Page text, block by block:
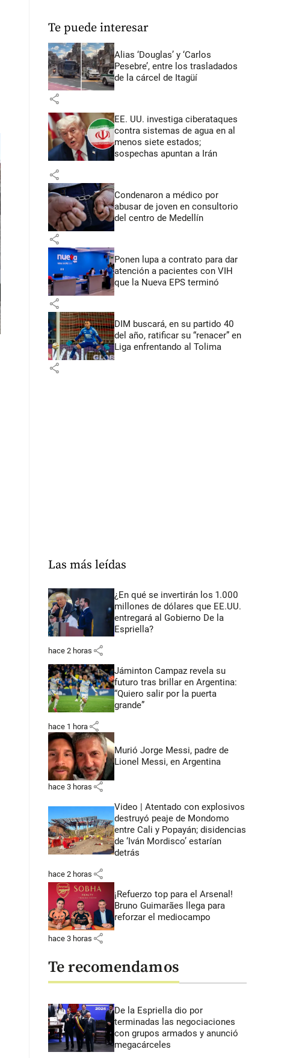
Te puede interesar
Alias ‘Douglas’ y ‘Carlos
Pesebre’, entre los trasladados
de la cárcel de Itagüí
share
EE. UU. investiga ciberataques
contra sistemas de agua en al
menos siete estados;
sospechas apuntan a Irán
share
Condenaron a médico por
abusar de joven en consultorio
del centro de Medellín
share
Ponen lupa a contrato para dar
atención a pacientes con VIH
que la Nueva EPS terminó
share
DIM buscará, en su partido 40
del año, ratificar su “renacer” en
Liga enfrentando al Tolima
share
Las más leídas
¿En qué se invertirán los 1.000
millones de dólares que EE.UU.
entregará al Gobierno De la
Espriella?
hace 2 horas share
Jáminton Campaz revela su
futuro tras brillar en Argentina:
“Quiero salir por la puerta
grande”
hace 1 hora share
Murió Jorge Messi, padre de
Lionel Messi, en Argentina
hace 3 horas share
Video | Atentado con explosivos
destruyó peaje de Mondomo
entre Cali y Popayán; disidencias
de ‘Iván Mordisco’ estarían
detrás
hace 2 horas share
¡Refuerzo top para el Arsenal!
Bruno Guimarães llega para
reforzar el mediocampo
hace 3 horas share
Te recomendamos
De la Espriella dio por
terminadas las negociaciones
con grupos armados y anunció
megacárceles